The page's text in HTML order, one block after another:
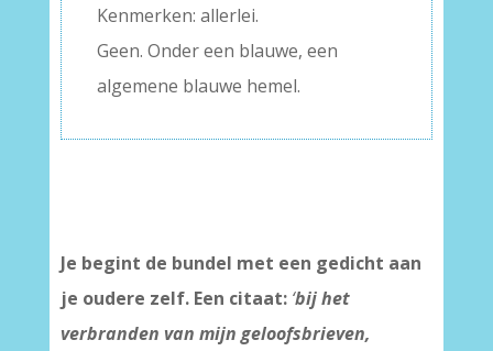
Kenmerken: allerlei.
Geen. Onder een blauwe, een
algemene blauwe hemel.
Je begint de bundel met een gedicht aan
je oudere zelf. Een citaat: ‘bij het
verbranden van mijn geloofsbrieven,